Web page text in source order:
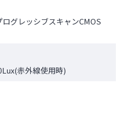
グレッシブスキャンCMOS
赤外線使用時)